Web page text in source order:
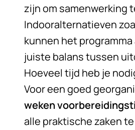
zijn om samenwerking
Indooralternatieven
kunnen het
juiste balans tussen
Hoeveel tijd heb je
Voor een goed
weken
alle praktische zaken